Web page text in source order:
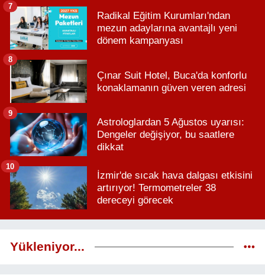
Radikal Eğitim Kurumları'ndan
mezun adaylarına avantajlı yeni
dönem kampanyası
7
Çınar Suit Hotel, Buca'da konforlu
konaklamanın güven veren adresi
8
Astrologlardan 5 Ağustos uyarısı:
Dengeler değişiyor, bu saatlere
dikkat
9
İzmir'de sıcak hava dalgası etkisini
artırıyor! Termometreler 38
dereceyi görecek
10
Yükleniyor...